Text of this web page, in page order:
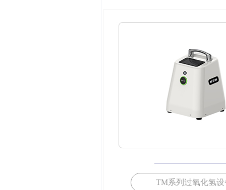
TM系列过氧化氢设